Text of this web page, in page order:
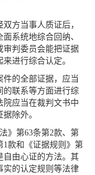
方当事人质证后，
系统地综合回纳、
审判委员会能把证据
进行综合认定。
件的全部证据，应当
的联系等方面进行综
院应当在裁判文书中
除外。
》第63条第2款、第
1款和《证据规则》第
自由心证的方法。其
实的认定规则等法律